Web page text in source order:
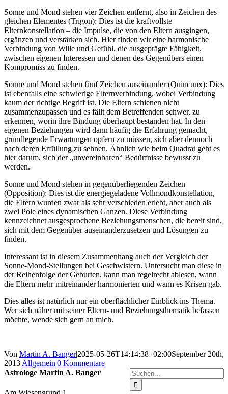
Sonne und Mond stehen vier Zeichen entfernt, also in Zeichen des
gleichen Elementes (Trigon): Dies ist die kraftvollste
Elternkonstellation – die Impulse, die von den Eltern ausgingen,
ergänzen und verstärken sich. Hier finden wir eine harmonische
Verbindung von Wille und Gefühl, die ausgeprägte Fähigkeit,
zwischen eigenen Interessen und denen des Gegenübers einen
Kompromiss zu finden.
Sonne und Mond stehen fünf Zeichen auseinander (Quincunx): Dies
ist ebenfalls eine schwierige Elternverbindung, wobei Verbindung
kaum der richtige Begriff ist. Die Eltern schienen nicht
zusammenzupassen und es fällt dem Betreffenden schwer, zu
erkennen, worin ihre Bindung überhaupt bestanden hat. In den
eigenen Beziehungen wird dann häufig die Erfahrung gemacht,
grundlegende Erwartungen opfern zu müssen, sich aber dennoch
nach deren Erfüllung zu sehnen. Ähnlich wie beim Quadrat geht es
hier darum, sich der „unvereinbaren“ Bedürfnisse bewusst zu
werden.
Sonne und Mond stehen in gegenüberliegenden Zeichen
(Opposition): Dies ist die energiegeladene Vollmondkonstellation,
die Eltern wurden zwar als sehr verschieden erlebt, aber auch als
zwei Pole eines dynamischen Ganzen. Diese Verbindung
kennzeichnet ausgesprochene Beziehungsmenschen, die bereit sind,
sich mit dem Gegenüber auseinanderzusetzen und Lösungen zu
finden.
Interessant ist in diesem Zusammenhang auch der Vergleich der
Sonne-Mond-Stellungen bei Geschwistern. Untersucht man diese in
der Reihenfolge der Geburten, kann man regelrecht ablesen, wann
die Eltern mehr mitreinander harmonierten und wann es Krisen gab.
Dies alles ist natürlich nur ein oberflächlicher Einblick ins Thema.
Wer sich näher mit seiner Eltern- und Beziehungsthematik befassen
möchte, wende sich gern an mich.
Von Martin A. Banger|2025-05-26T14:14:38+02:00September 20th,
2013|Allgemein|0 Kommentare
Suche
nach:
Astrologe Martin A. Banger